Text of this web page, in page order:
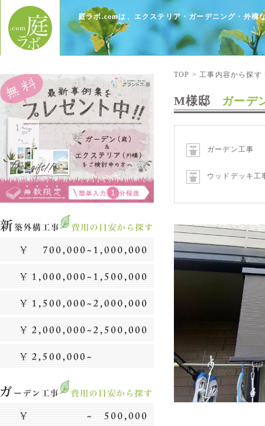
庭ラボ.comは、エクステリア・ガーデニング・外構
TOP >工事内容から探す
M様邸 ガーデ
ガーデン工事
ウッドデッキ工